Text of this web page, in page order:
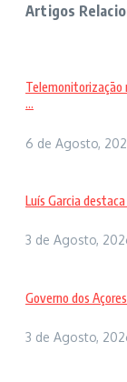
Artigos
Telemonitorização
...
6 de Agosto,
Luís Garcia
3 de Agosto,
Governo dos
3 de Agosto,